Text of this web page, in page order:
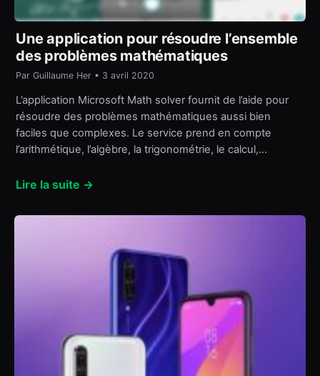
Une application pour résoudre l’ensemble
des problèmes mathématiques
Par Guillaume Her • 3 avril 2020
L’application Microsoft Math solver fournit de l’aide pour
résoudre des problèmes mathématiques aussi bien
faciles que complexes. Le service prend en compte
l’arithmétique, l’algèbre, la trigonométrie, le calcul,…
Lire la suite →